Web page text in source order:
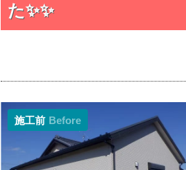
た✨✨
施工前 Before